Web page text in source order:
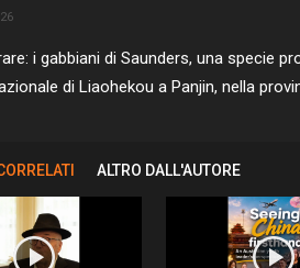
i gabbiani di Saunders, una specie
di Liaohekou a Panjin, nella
ALTRO DALL'AUTORE